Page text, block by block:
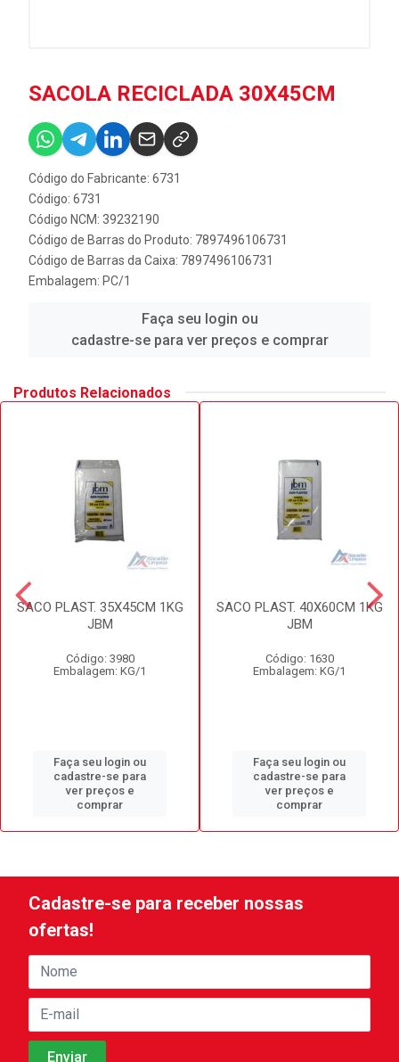
SACOLA RECICLADA 30X45CM
Código do Fabricante: 6731
Código: 6731
Código NCM: 39232190
Código de Barras do Produto: 7897496106731
Código de Barras da Caixa: 7897496106731
Embalagem: PC/1
Faça seu login ou
cadastre-se para ver preços e comprar
Produtos Relacionados
SACO PLAST. 35X45CM 1KG
JBM
Código: 3980
Embalagem: KG/1
Faça seu login ou
cadastre-se para
ver preços e
comprar
SACO PLAST. 40X60CM 1KG
JBM
Código: 1630
Embalagem: KG/1
Faça seu login ou
cadastre-se para
ver preços e
comprar
Cadastre-se para receber nossas
ofertas!